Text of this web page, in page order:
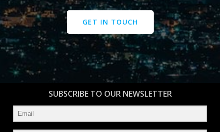
GET IN TOUCH
SUBSCRIBE TO OUR NEWSLETTER